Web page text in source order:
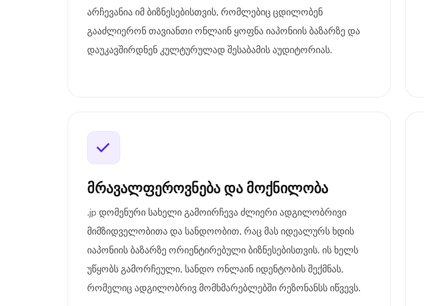
არჩევანია იმ ბიზნესებისთვის, რომლებიც ცდილობენ
გააძლიერონ თავიანთი ონლაინ ყოფნა იაპონიის ბაზარზე და
დაუკავშირდნენ კულტურულად შესაბამის აუდიტორიას.
მრავალფეროვნება და მოქნილობა
.jp დომენური სახელი გამოირჩევა ძლიერი ადგილობრივი
მიმზიდველობითა და სანდოობით, რაც მას იდეალურს ხდის
იაპონიის ბაზარზე ორიენტირებული ბიზნესებისთვის. ის ხელს
უწყობს გამორჩეული, სანდო ონლაინ იდენტობის შექმნას,
რომელიც ადგილობრივ მომხმარებლებში რეზონანსს იწვევს.